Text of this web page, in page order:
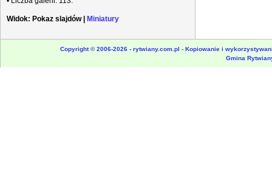
Widok: Pokaz slajdów| Miniatury
Copyright © 2006-2026 - rytwiany.com.pl - Kopiowanie i
Gmina